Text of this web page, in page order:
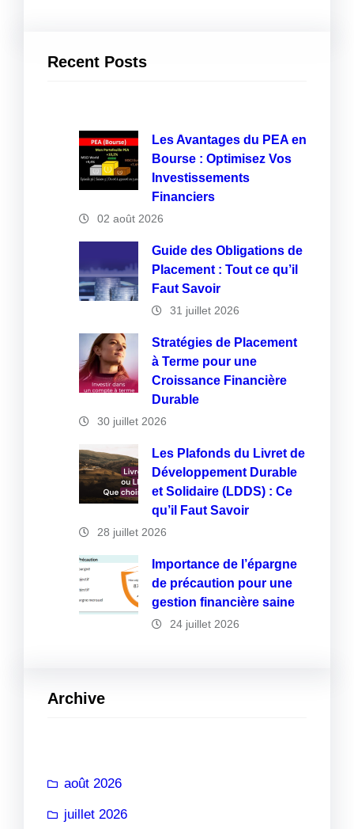
Recent Posts
Les Avantages du PEA en
Bourse : Optimisez Vos
Investissements
Financiers
02 août 2026
Guide des Obligations de
Placement : Tout ce qu’il
Faut Savoir
31 juillet 2026
Stratégies de Placement
à Terme pour une
Croissance Financière
Durable
30 juillet 2026
Les Plafonds du Livret de
Développement Durable
et Solidaire (LDDS) : Ce
qu’il Faut Savoir
28 juillet 2026
Importance de l’épargne
de précaution pour une
gestion financière saine
24 juillet 2026
Archive
août 2026
juillet 2026